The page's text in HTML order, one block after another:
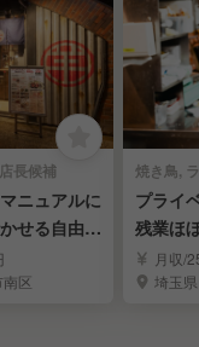
長候補
ニュアルに
せる自由な
区
焼き鳥,
プライ
残業ほ
長候補
月収/
埼玉